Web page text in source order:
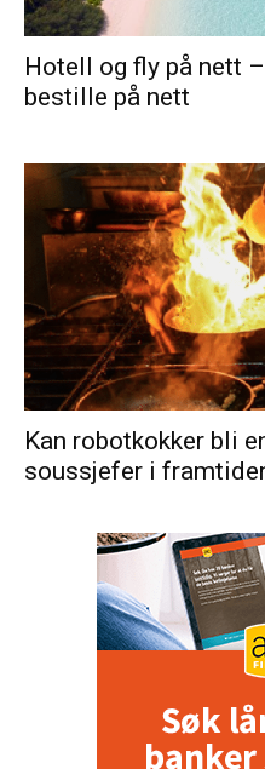
Hotell og fly på nett
bestille på nett
Kan robotkokker bli
soussjefer i